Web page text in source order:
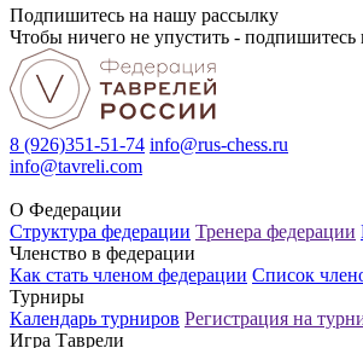
Подпишитесь на нашу рассылку
Чтобы ничего не упустить - подпишитесь
8 (926)351-51-74 info@rus-chess.ru
info@tavreli.com
О Федерации
Структура федерации Тренера федерации
Членство в федерации
Как стать членом федерации Список
Турниры
Календарь турниров Регистрация на
Игра Таврели